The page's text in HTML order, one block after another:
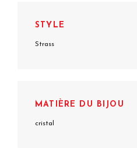
STYLE
Strass
MATIÈRE DU BIJOU
cristal